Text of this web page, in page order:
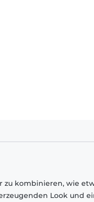
kombinieren, wie
Look und